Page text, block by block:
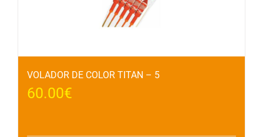
VOLADOR DE COLOR TITAN – 5
60.00€